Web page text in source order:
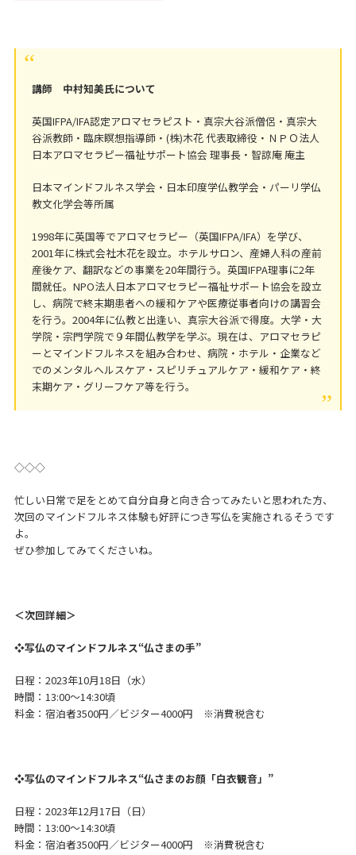
講師 中村知美氏について
英国IFPA/IFA認定アロマセラピスト・真宗大谷派僧侶・真宗大
谷派教師・臨床瞑想指導師・(株)木花 代表取締役・ＮＰＯ法人
日本アロマセラピー福祉サポート協会 理事長・智諒庵 庵主
日本マインドフルネス学会・日本印度学仏教学会・パーリ学仏
教文化学会等所属
1998年に英国等でアロマセラピー（英国IFPA/IFA）を学び、
2001年に株式会社木花を設立。ホテルサロン、産婦人科の産前
産後ケア、翻訳などの事業を20年間行う。英国IFPA理事に2年
間就任。NPO法人日本アロマセラピー福祉サポート協会を設立
し、病院で終末期患者への緩和ケアや医療従事者向けの講習会
を行う。2004年に仏教と出逢い、真宗大谷派で得度。大学・大
学院・宗門学院で９年間仏教学を学ぶ。現在は、アロマセラピ
ーとマインドフルネスを組み合わせ、病院・ホテル・企業など
でのメンタルヘルスケア・スピリチュアルケア・緩和ケア・終
末期ケア・グリーフケア等を行う。
◇◇◇
忙しい日常で足をとめて自分自身と向き合ってみたいと思われた方、
次回のマインドフルネス体験も好評につき写仏を実施されるそうです
よ。
ぜひ参加してみてくださいね。
＜次回詳細＞
❖写仏のマインドフルネス“仏さまの手”
日程：2023年10月18日（水）
時間：13:00～14:30頃
料金：宿泊者3500円／ビジター4000円 ※消費税含む
❖写仏のマインドフルネス“仏さまのお顔「白衣観音」”
日程：2023年12月17日（日）
時間：13:00～14:30頃
料金：宿泊者3500円／ビジター4000円 ※消費税含む